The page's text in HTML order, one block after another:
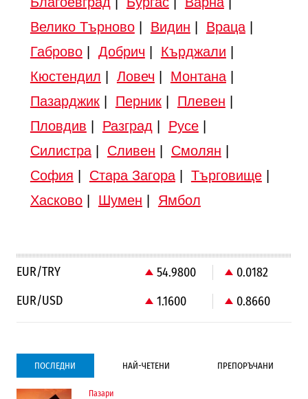
Велико Търново| Видин Враца|
Габрово| Добрич Кърджали
Кюстендил
Ловеч Монтана|
Пазарджик| Перник| Плевен
Пловдив
Разград Русе|
Силистра| Сливен Смолян
София
Стара Загора| Търговище|
Хасково| Шумен Ямбол
EUR/TRY 54.9800
0.0182
EUR/USD
1.1600 0.8660
ПОСЛЕДНИ НАЙ-ЧЕТЕНИ ПРЕПОРЪЧАНИ
Пазари
Градоустройство
Компании